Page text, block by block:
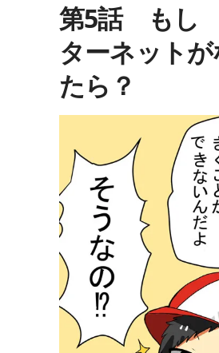
第5話 もし
ターネット
たら？